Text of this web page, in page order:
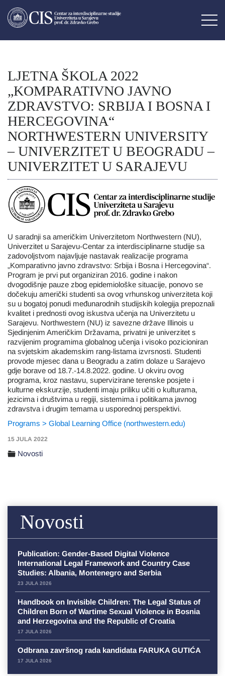
LJETNA ŠKOLA 2022
„KOMPARATIVNO JAVNO
ZDRAVSTVO: SRBIJA I BOSNA I
HERCEGOVINA“
NORTHWESTERN UNIVERSITY
– UNIVERZITET U BEOGRADU –
UNIVERZITET U SARAJEVU
U saradnji sa američkim Univerzitetom Northwestern (NU),
Univerzitet u Sarajevu-Centar za interdisciplinarne studije sa
zadovoljstvom najavljuje nastavak realizacije programa
„Komparativno javno zdravstvo: Srbija i Bosna i Hercegovina“.
Program je prvi put organiziran 2016. godine i nakon
dvogodišnje pauze zbog epidemiološke situacije, ponovo se
dočekuju američki studenti sa ovog vrhunskog univerziteta koji
su u bogatoj ponudi međunarodnih studijskih kolegija prepoznali
kvalitet i prednosti ovog iskustva učenja na Univerzitetu u
Sarajevu. Northwestern (NU) iz savezne države Illinois u
Sjedinjenim Američkim Državama, privatni je univerzitet s
razvijenim programima globalnog učenja i visoko pozicioniran
na svjetskim akademskim rang-listama izvrsnosti. Studenti
provode mjesec dana u Beogradu a zatim dolaze u Sarajevo
gdje borave od 18.7.-14.8.2022. godine. U okviru ovog
programa, kroz nastavu, supervizirane terenske posjete i
kulturne ekskurzije, studenti imaju priliku učiti o kulturama,
jezicima i društvima u regiji, sistemima i politikama javnog
zdravstva i drugim temama u usporednoj perspektivi.
Programs > Global Learning Office (northwestern.edu)
15 JULA 2022
Novosti
Novosti
Publication: Gender-Based Digital Violence
International Legal Framework and Country Case
Studies: Albania, Montenegro and Serbia
23 JULA 2026
Handbook on Invisible Children: The Legal Status of
Children Born of Wartime Sexual Violence in Bosnia
and Herzegovina and the Republic of Croatia
17 JULA 2026
Odbrana završnog rada kandidata FARUKA GUTIĆA
17 JULA 2026